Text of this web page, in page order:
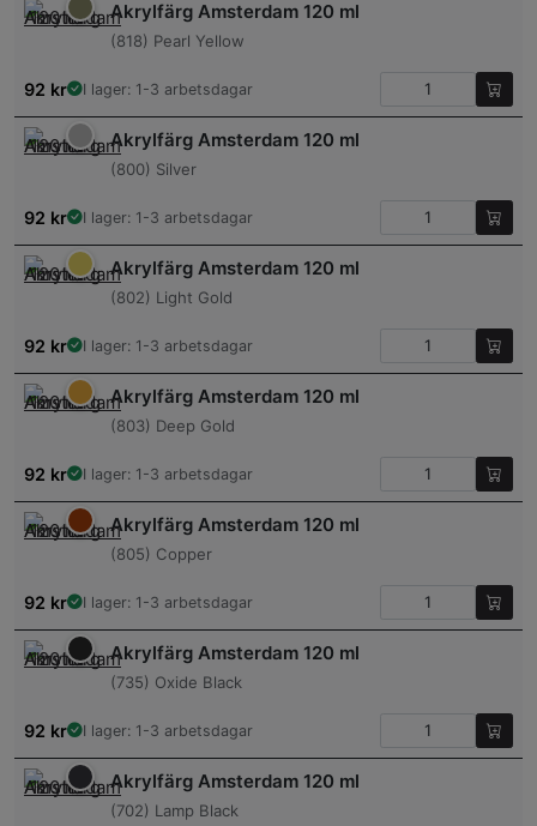
Akrylfärg Amsterdam 120 ml
(818) Pearl Yellow
92 kr I lager: 1-3 arbetsdagar
Akrylfärg Amsterdam 120 ml
(800) Silver
92 kr I lager: 1-3 arbetsdagar
Akrylfärg Amsterdam 120 ml
(802) Light Gold
92 kr I lager: 1-3 arbetsdagar
Akrylfärg Amsterdam 120 ml
(803) Deep Gold
92 kr I lager: 1-3 arbetsdagar
Akrylfärg Amsterdam 120 ml
(805) Copper
92 kr I lager: 1-3 arbetsdagar
Akrylfärg Amsterdam 120 ml
(735) Oxide Black
92 kr I lager: 1-3 arbetsdagar
Akrylfärg Amsterdam 120 ml
(702) Lamp Black